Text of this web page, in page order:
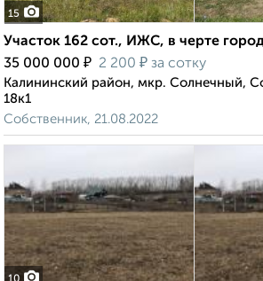
15
Участок 162 сот., ИЖС, в черте
35 000 000 ₽ 2 200 ₽ за сотку
Калининский район, мкр. Солнечный,
18к1
Собственник, 21.08.2022